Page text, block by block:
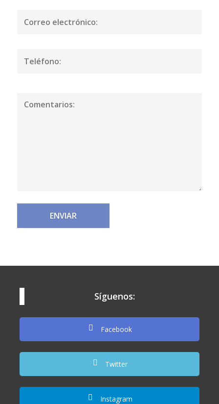
Síguenos:
Facebook
Twitter
Instagram